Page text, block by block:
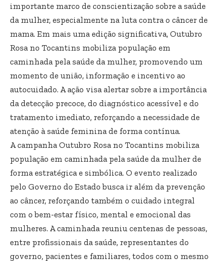
importante marco de conscientização sobre a saúde
da mulher, especialmente na luta contra o câncer de
mama. Em mais uma edição significativa, Outubro
Rosa no Tocantins mobiliza população em
caminhada pela saúde da mulher, promovendo um
momento de união, informação e incentivo ao
autocuidado. A ação visa alertar sobre a importância
da detecção precoce, do diagnóstico acessível e do
tratamento imediato, reforçando a necessidade de
atenção à saúde feminina de forma contínua.
A campanha Outubro Rosa no Tocantins mobiliza
população em caminhada pela saúde da mulher de
forma estratégica e simbólica. O evento realizado
pelo Governo do Estado busca ir além da prevenção
ao câncer, reforçando também o cuidado integral
com o bem-estar físico, mental e emocional das
mulheres. A caminhada reuniu centenas de pessoas,
entre profissionais da saúde, representantes do
governo, pacientes e familiares, todos com o mesmo